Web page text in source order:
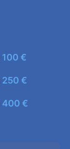
100 €
250 €
400 €